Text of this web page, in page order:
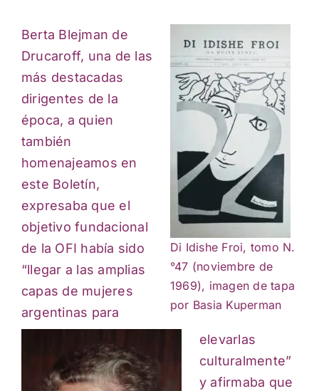
Di Idishe Froi, tomo N.
°47 (noviembre de
1969), imagen de tapa
por Basia Kuperman
Berta Blejman de
Drucaroff, una de las
más destacadas
dirigentes de la
época, a quien
también
homenajeamos en
este Boletín,
expresaba que el
objetivo fundacional
de la OFI había sido
“llegar a las amplias
capas de mujeres
argentinas para
elevarlas
culturalmente”
y afirmaba que